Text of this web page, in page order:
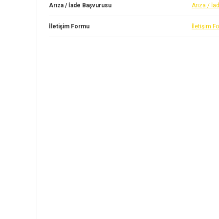
Arıza / İade Başvurusu Arıza /
İletişim Formu İletişim